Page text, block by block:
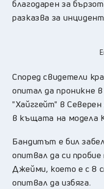
благодарен за
разказва за
Според свидетели
опитал да проникне
"Хайггейт" в
в къщата на модела
Бандитът е бил
опитвал да си
Джейми, което е с 8
опитвал да избяга.